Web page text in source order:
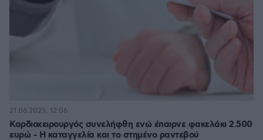
Καρδιοχειρουργός συνελήφθη ενώ έπαιρνε φακελάκι 2.500
ευρώ - Η καταγγελία και το στημένο ραντεβού
21.06.2025, 12:06